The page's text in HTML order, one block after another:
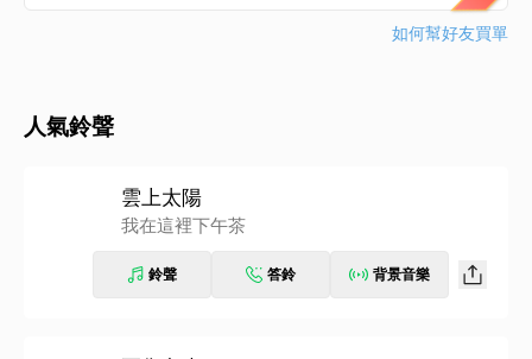
如何幫好友買單
人氣鈴聲
雲上太陽
我在這裡下午茶
鈴聲 答鈴 背景音樂